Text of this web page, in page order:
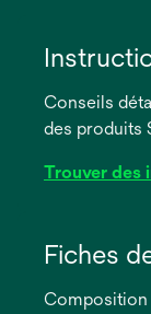
Conseils
des produits
Trouver des
dans
nouvel
Fiches
Composition